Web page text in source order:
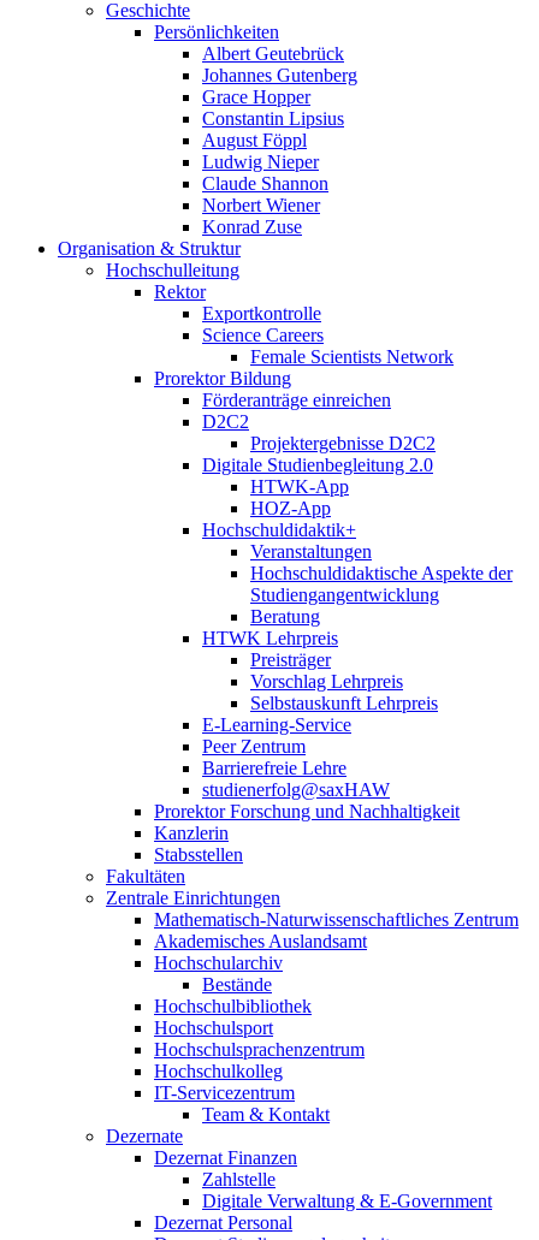
Geschichte
Persönlichkeiten
Albert Geutebrück
Johannes Gutenberg
Grace Hopper
Constantin Lipsius
August Föppl
Ludwig Nieper
Claude Shannon
Norbert Wiener
Konrad Zuse
Organisation & Struktur
Hochschulleitung
Rektor
Exportkontrolle
Science Careers
Female Scientists Network
Prorektor Bildung
Förderanträge einreichen
D2C2
Projektergebnisse D2C2
Digitale Studienbegleitung 2.0
HTWK-App
HOZ-App
Hochschuldidaktik+
Veranstaltungen
Hochschuldidaktische Aspekte der
Studiengangentwicklung
Beratung
HTWK Lehrpreis
Preisträger
Vorschlag Lehrpreis
Selbstauskunft Lehrpreis
E-Learning-Service
Peer Zentrum
Barrierefreie Lehre
studienerfolg@saxHAW
Prorektor Forschung und Nachhaltigkeit
Kanzlerin
Stabsstellen
Fakultäten
Zentrale Einrichtungen
Mathematisch-Naturwissenschaftliches Zentrum
Akademisches Auslandsamt
Hochschularchiv
Bestände
Hochschulbibliothek
Hochschulsport
Hochschulsprachenzentrum
Hochschulkolleg
IT-Servicezentrum
Team & Kontakt
Dezernate
Dezernat Finanzen
Zahlstelle
Digitale Verwaltung & E-Government
Dezernat Personal